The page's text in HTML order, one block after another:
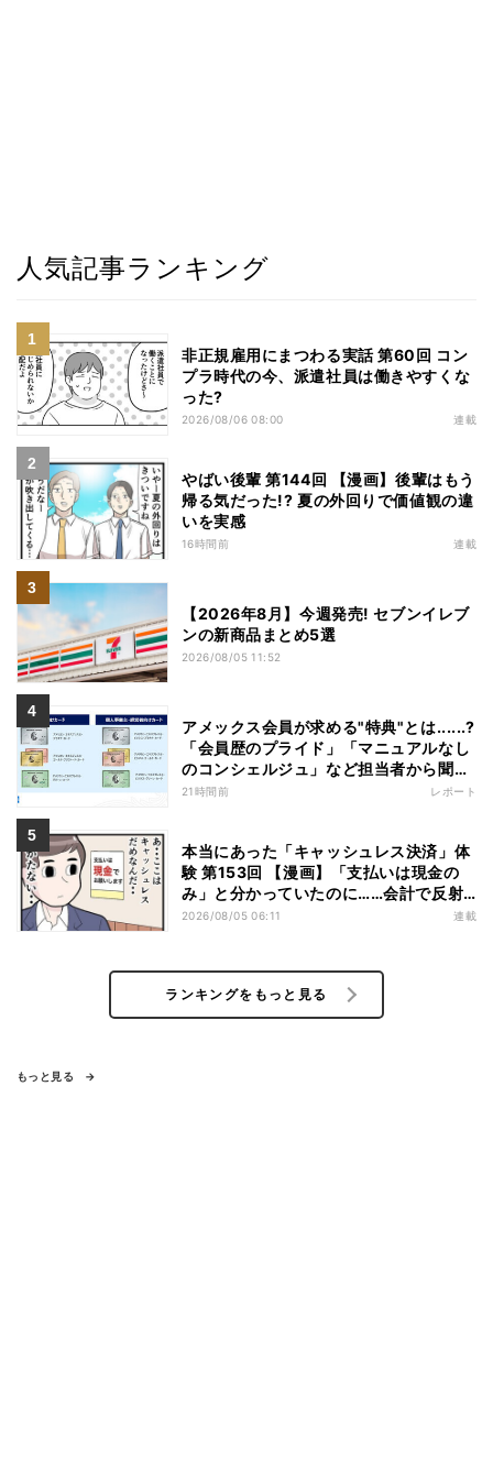
人気記事ランキング
非正規雇用にまつわる実話 第60回 コン
プラ時代の今、派遣社員は働きやすくな
った?
2026/08/06 08:00 連載
やばい後輩 第144回 【漫画】後輩はもう
帰る気だった!? 夏の外回りで価値観の違
いを実感
16時間前 連載
【2026年8月】今週発売! セブンイレブ
ンの新商品まとめ5選
2026/08/05 11:52
アメックス会員が求める"特典"とは......?
「会員歴のプライド」「マニュアルなし
のコンシェルジュ」など担当者から聞い
た"裏話"も
21時間前 レポート
本当にあった「キャッシュレス決済」体
験 第153回 【漫画】「支払いは現金の
み」と分かっていたのに……会計で反射
的に出してしまったものは
2026/08/05 06:11 連載
ランキングをもっと見る
もっと見る